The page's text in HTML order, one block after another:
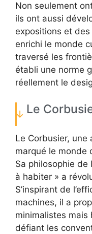
Non seulement
ils ont aussi
expositions et
enrichi le monde
traversé les
établi une norme
réellement le
Le
Le Corbusier, une
marqué le monde
Sa philosophie de
à habiter » a
S’inspirant de
machines, il a
minimalistes mais
défiant les